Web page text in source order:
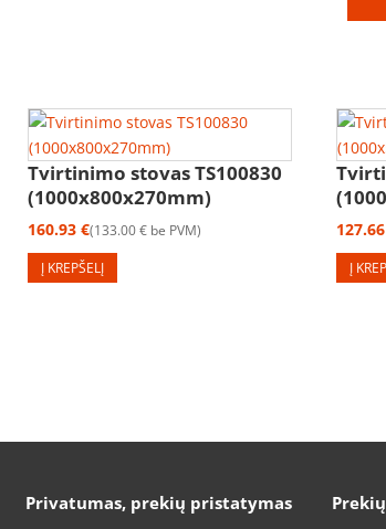
Tvirtinimo stovas TS100830
(1000x800x270mm)
160.93€ 133.00€ be PVM
Į KREPŠELĮ
Į
Privatumas, prekių pristatymas